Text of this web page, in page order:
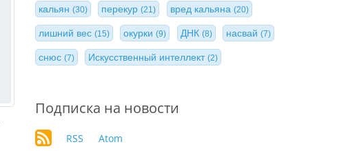
кальян (30) перекур(21) вред кальяна (20)
лишний вес (15) окурки(9) ДНК (8) насвай(7)
снюс (7) Искусственный интеллект(2)
Подписка на новости
RSS Atom